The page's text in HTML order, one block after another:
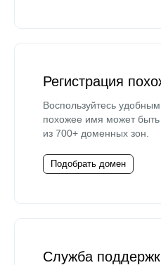
Регистрация
Воспользуйтесь
похожее имя может
из 700+ доменных зон.
Подобрать домен
Служба